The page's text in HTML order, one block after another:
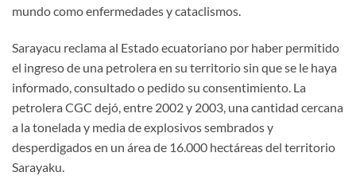
mundo como enfermedades y cataclismos.
Sarayacu reclama al Estado ecuatoriano por haber permitido
el ingreso de una petrolera en su territorio sin que se le haya
informado, consultado o pedido su consentimiento. La
petrolera CGC dejó, entre 2002 y 2003, una cantidad cercana
a la tonelada y media de explosivos sembrados y
desperdigados en un área de 16.000 hectáreas del territorio
Sarayaku.